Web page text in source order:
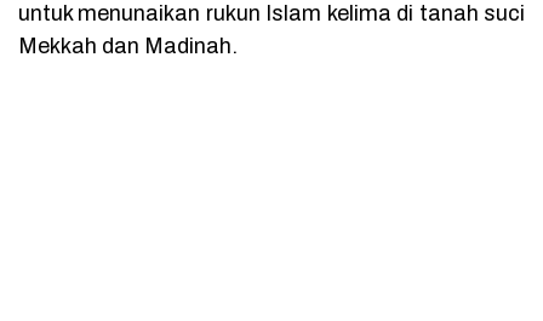
untuk menunaikan rukun Islam kelima di tanah suci
Mekkah dan Madinah.